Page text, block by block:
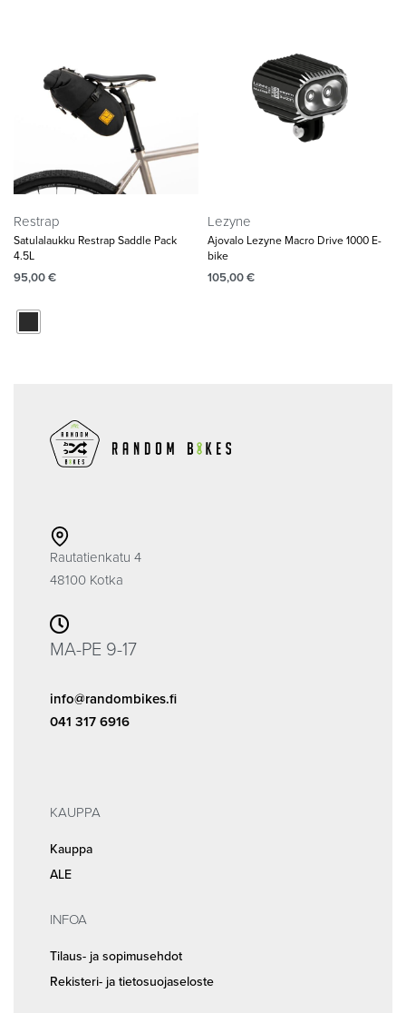
Restrap
Satulalaukku Restrap Saddle Pack
4.5L
95,00€
Lezyne
Ajovalo Lezyne Macro Drive 1000 E-
bike
105,00€
Rautatienkatu 4
48100 Kotka
MA-PE 9-17
info@randombikes.fi
041 317 6916
KAUPPA
Kauppa
ALE
INFOA
Tilaus- ja sopimusehdot
Rekisteri- ja tietosuojaseloste